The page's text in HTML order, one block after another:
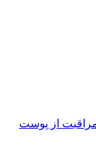
از پوست